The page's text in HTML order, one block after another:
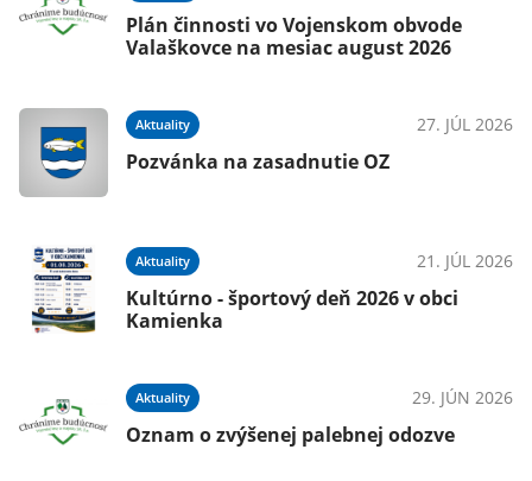
Plán činnosti vo Vojenskom obvode
Valaškovce na mesiac august 2026
Aktuality 27. JÚL 2026
Pozvánka na zasadnutie OZ
Aktuality 21. JÚL 2026
Kultúrno - športový deň 2026 v obci
Kamienka
Aktuality 29. JÚN 2026
Oznam o zvýšenej palebnej odozve